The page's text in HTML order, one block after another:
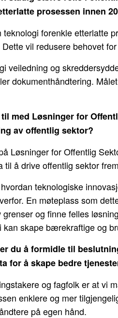
prosessen innen
forenkle etterlatte
vil redusere behovet
veiledning og
dokumenthåndtering.
med Løsninger for
av offentlig sektor?
Løsninger for Offentlig
til å drive offentlig sektor
teknologiske
En møteplass som
og finne felles
skape bærekraftige og
du å formidle til
for å skape bedre
og fagfolk er at vi
enklere og mer
på egen hånd.